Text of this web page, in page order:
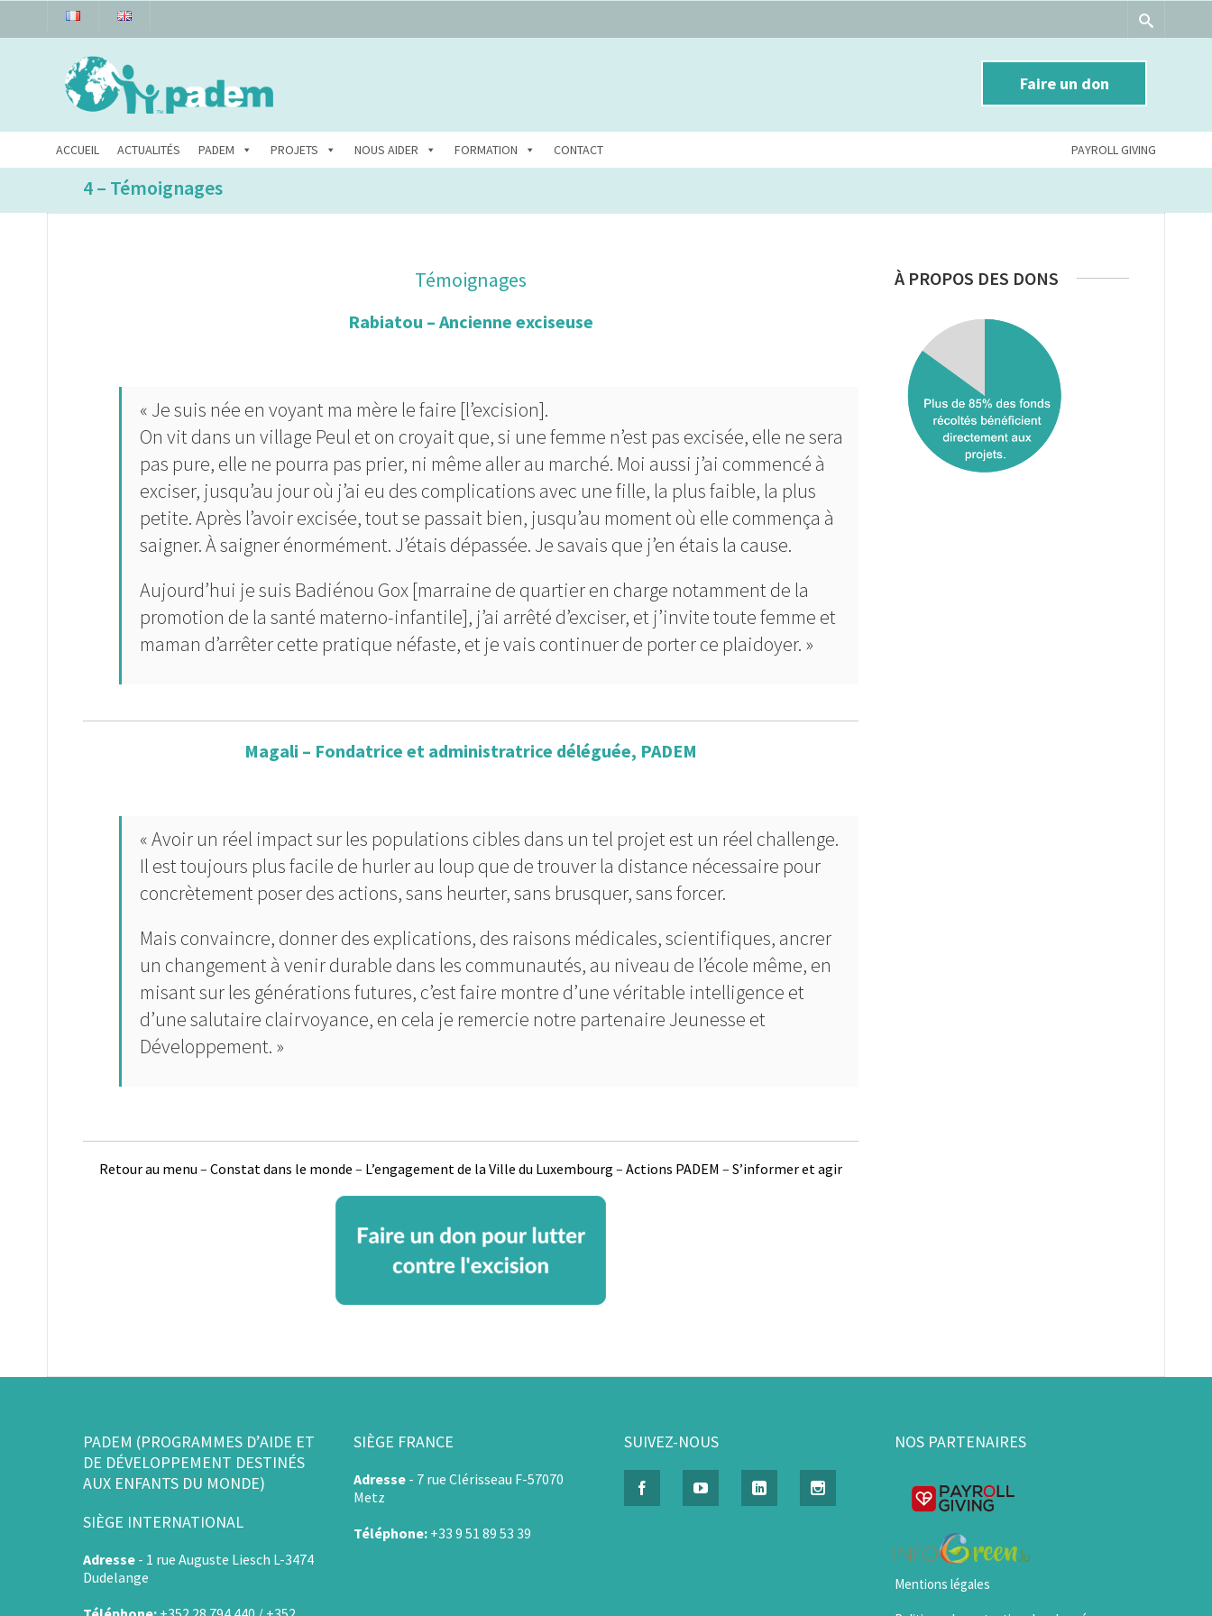
Faire un don
ACCUEIL ACTUALITÉS PADEM PROJETS NOUS AIDER FORMATION CONTACT PAYROLL GIVING
4 – Témoignages
Témoignages
Rabiatou – Ancienne exciseuse
« Je suis née en voyant ma mère le faire [l’excision].
On vit dans un village Peul et on croyait que, si une femme n’est pas excisée, elle ne sera
pas pure, elle ne pourra pas prier, ni même aller au marché. Moi aussi j’ai commencé à
exciser, jusqu’au jour où j’ai eu des complications avec une fille, la plus faible, la plus
petite. Après l’avoir excisée, tout se passait bien, jusqu’au moment où elle commença à
saigner. À saigner énormément. J’étais dépassée. Je savais que j’en étais la cause.
Aujourd’hui je suis Badiénou Gox [marraine de quartier en charge notamment de la
promotion de la santé materno-infantile], j’ai arrêté d’exciser, et j’invite toute femme et
maman d’arrêter cette pratique néfaste, et je vais continuer de porter ce plaidoyer. »
Magali – Fondatrice et administratrice déléguée, PADEM
« Avoir un réel impact sur les populations cibles dans un tel projet est un réel challenge.
Il est toujours plus facile de hurler au loup que de trouver la distance nécessaire pour
concrètement poser des actions, sans heurter, sans brusquer, sans forcer.
Mais convaincre, donner des explications, des raisons médicales, scientifiques, ancrer
un changement à venir durable dans les communautés, au niveau de l’école même, en
misant sur les générations futures, c’est faire montre d’une véritable intelligence et
d’une salutaire clairvoyance, en cela je remercie notre partenaire Jeunesse et
Développement. »
Retour au menu – Constat dans le monde – L’engagement de la Ville du Luxembourg – Actions PADEM – S’informer et agir
À PROPOS DES DONS
PADEM (PROGRAMMES D’AIDE ET
DE DÉVELOPPEMENT DESTINÉS
AUX ENFANTS DU MONDE)
SIÈGE INTERNATIONAL
Adresse - 1 rue Auguste Liesch L-3474
Dudelange
SIÈGE FRANCE
Adresse - 7 rue Clérisseau F-57070
Metz
Téléphone: +33 9 51 89 53 39
SUIVEZ-NOUS NOS PARTENAIRES
Mentions légales